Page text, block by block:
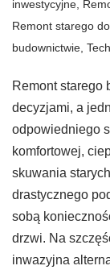
inwestycyjne
Remont starego
budownictwie
Remont starego
decyzjami, a
odpowiedniego
komfortowej,
skuwania
drastycznego
sobą
drzwi. Na
inwazyjna